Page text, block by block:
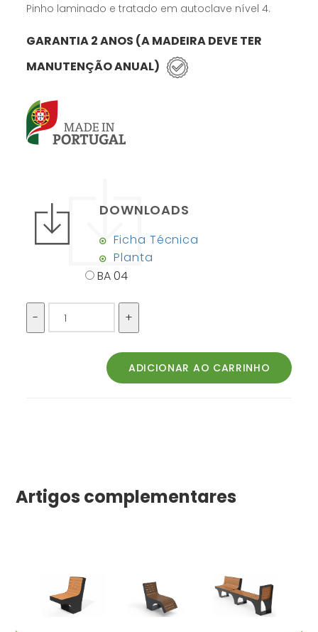
Pinho laminado e tratado em autoclave nível 4.
GARANTIA 2 ANOS (A MADEIRA DEVE TER
MANUTENÇÃO ANUAL)
DOWNLOADS
Ficha Técnica
Planta
BA 04
Artigos complementares